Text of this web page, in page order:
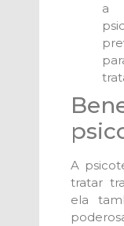
a
A
tratar
ela